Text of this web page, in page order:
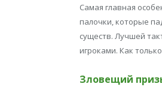
Самая главная
палочки, которые
существ. Лучшей
игроками. Как
Зловещий